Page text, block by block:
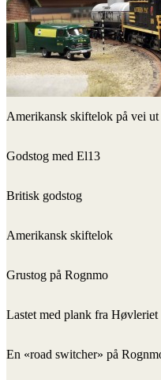
Amerikansk skiftelok på vei ut
Godstog med El13
Britisk godstog
Amerikansk skiftelok
Grustog på Rognmo
Lastet med plank fra Høvleriet
En «road switcher» på